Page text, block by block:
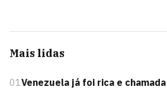
Mais lidas
01Venezuela já foi rica e